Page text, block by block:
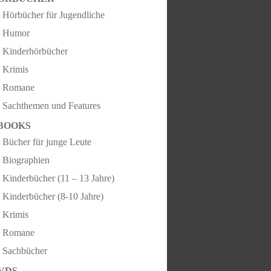
Hörbücher für Jugendliche
Humor
Kinderhörbücher
Krimis
Romane
Sachthemen und Features
Bücher für junge Leute
Biographien
Kinderbücher (11 – 13 Jahre)
Kinderbücher (8-10 Jahre)
Krimis
Romane
Sachbücher